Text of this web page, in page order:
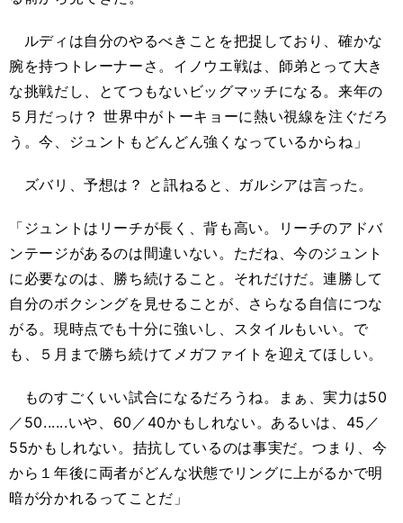
ルディは自分のやるべきことを把捉しており、確かな
腕を持つトレーナーさ。イノウエ戦は、師弟とって大き
な挑戦だし、とてつもないビッグマッチになる。来年の
５月だっけ？ 世界中がトーキョーに熱い視線を注ぐだろ
う。今、ジュントもどんどん強くなっているからね」
ズバリ、予想は？ と訊ねると、ガルシアは言った。
「ジュントはリーチが長く、背も高い。リーチのアドバ
ンテージがあるのは間違いない。ただね、今のジュント
に必要なのは、勝ち続けること。それだけだ。連勝して
自分のボクシングを見せることが、さらなる自信につな
がる。現時点でも十分に強いし、スタイルもいい。で
も、５月まで勝ち続けてメガファイトを迎えてほしい。
ものすごくいい試合になるだろうね。まぁ、実力は50
／50......いや、60／40かもしれない。あるいは、45／
55かもしれない。拮抗しているのは事実だ。つまり、今
から１年後に両者がどんな状態でリングに上がるかで明
暗が分かれるってことだ」